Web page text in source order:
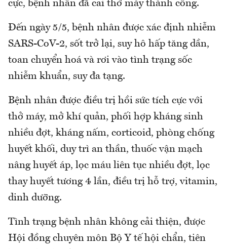
cực, bệnh nhân đã cai thở máy thành công.
Đến ngày 5/5, bệnh nhân được xác định nhiễm
SARS-CoV-2, sốt trở lại, suy hô hấp tăng dần,
toan chuyển hoá và rơi vào tình trạng sốc
nhiễm khuẩn, suy đa tạng.
Bệnh nhân được điều trị hồi sức tích cực với
thở máy, mở khí quản, phối hợp kháng sinh
nhiều đợt, kháng nấm, corticoid, phòng chống
huyết khối, duy trì an thần, thuốc vận mạch
nâng huyết áp, lọc máu liên tục nhiều đợt, lọc
thay huyết tương 4 lần, điều trị hỗ trợ, vitamin,
dinh dưỡng.
Tình trạng bệnh nhân không cải thiện, được
Hội đồng chuyên môn Bộ Y tế hội chẩn, tiên